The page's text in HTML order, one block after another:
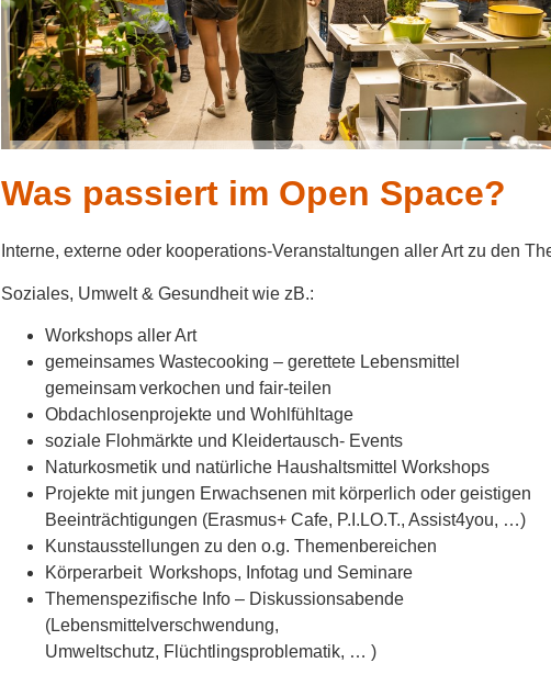
Was passiert im Open Space?
Interne, externe oder kooperations-Veranstaltungen aller Art zu den
Soziales, Umwelt & Gesundheit wie zB.:
Workshops aller Art
gemeinsames Wastecooking – gerettete Lebensmittel
gemeinsam verkochen und fair-teilen
Obdachlosenprojekte und Wohlfühltage
soziale Flohmärkte und Kleidertausch- Events
Naturkosmetik und natürliche Haushaltsmittel Workshops
Projekte mit jungen Erwachsenen mit körperlich oder geistigen
Beeinträchtigungen (Erasmus+ Cafe, P.I.LO.T., Assist4you, …)
Kunstausstellungen zu den o.g. Themenbereichen
Körperarbeit Workshops, Infotag und Seminare
Themenspezifische Info – Diskussionsabende
(Lebensmittelverschwendung,
Umweltschutz, Flüchtlingsproblematik, … )